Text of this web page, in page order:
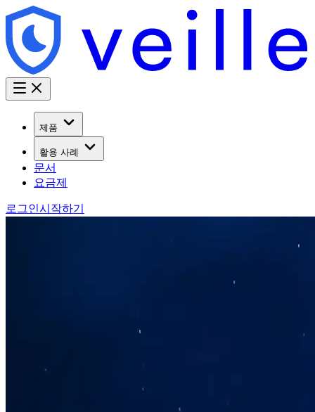
제품
활용 사례
문서
요금제
로그인시작하기